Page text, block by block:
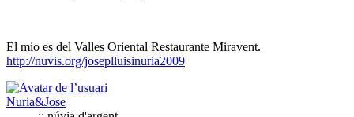
El mio es del Valles Oriental Restaurante Miravent.
http://nuvis.org/joseplluisinuria2009
Nuria&Jose